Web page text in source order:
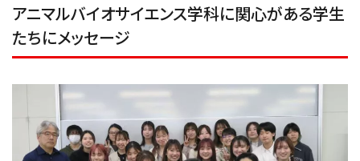
アニマルバイオサイエンス学科に関心がある学生
たちにメッセージ